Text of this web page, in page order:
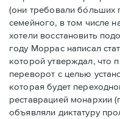
(они требовали бóльших
семейного, в том числе
хотели восстановить
году Моррас написал
которой утверждал, что
переворот с целью
которая будет
реставрацией монархии
объявляли диктатуру